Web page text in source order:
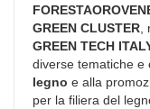
GREEN CLUSTER
GREEN TECH
diverse tematiche e
legno e alla
per la filiera del